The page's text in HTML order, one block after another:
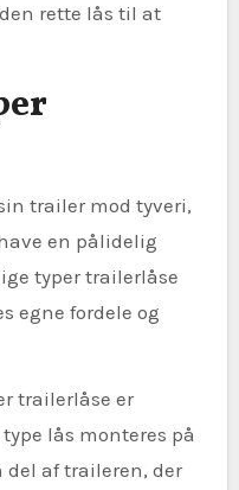
rette lås til at
trailer mod tyveri,
en pålidelig
typer trailerlåse
egne fordele og
trailerlåse er
lås monteres på
af traileren, der